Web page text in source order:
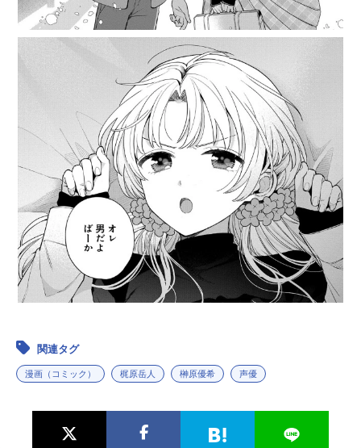
関連タグ
漫画（コミック） 梶原岳人 榊原優希 声優